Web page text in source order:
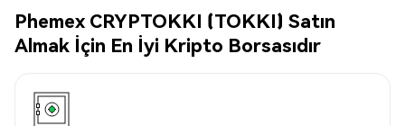
Phemex CRYPTOKKI (TOKKI) Satın
Almak İçin En İyi Kripto Borsasıdır